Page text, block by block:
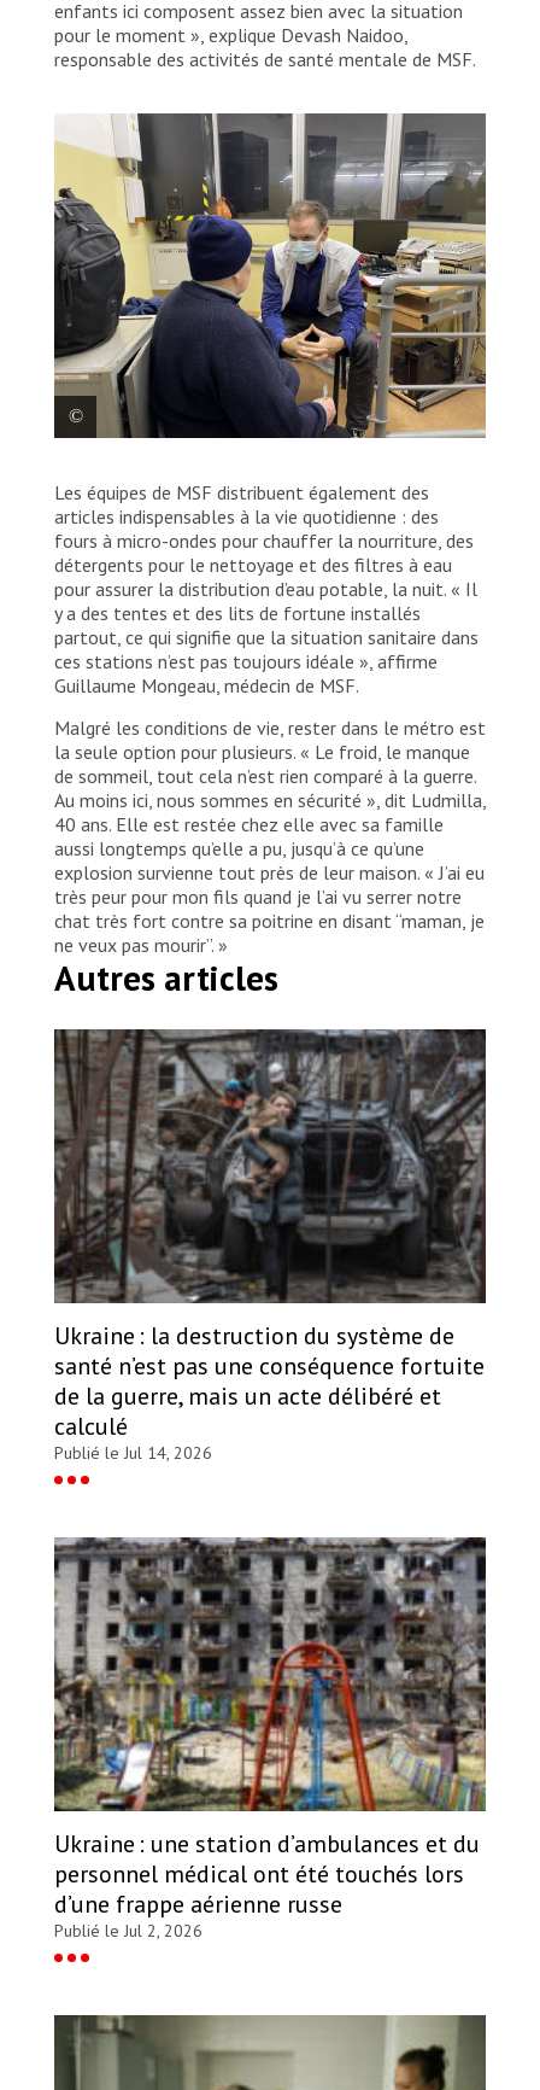
enfants ici composent assez bien avec la situation
pour le moment », explique Devash Naidoo,
responsable des activités de santé mentale de MSF.
Consultation médicale dans une station de
métro, à Kharkiv.
MSF
Les équipes de MSF distribuent également des
articles indispensables à la vie quotidienne : des
fours à micro-ondes pour chauffer la nourriture, des
détergents pour le nettoyage et des filtres à eau
pour assurer la distribution d’eau potable, la nuit. « Il
y a des tentes et des lits de fortune installés
partout, ce qui signifie que la situation sanitaire dans
ces stations n’est pas toujours idéale », affirme
Guillaume Mongeau, médecin de MSF.
Malgré les conditions de vie, rester dans le métro est
la seule option pour plusieurs. « Le froid, le manque
de sommeil, tout cela n’est rien comparé à la guerre.
Au moins ici, nous sommes en sécurité », dit Ludmilla,
40 ans. Elle est restée chez elle avec sa famille
aussi longtemps qu’elle a pu, jusqu’à ce qu’une
explosion survienne tout près de leur maison. « J’ai eu
très peur pour mon fils quand je l’ai vu serrer notre
chat très fort contre sa poitrine en disant “maman, je
ne veux pas mourir”. »
Autres articles
Ukraine : la destruction du système de
santé n’est pas une conséquence fortuite
de la guerre, mais un acte délibéré et
calculé
Publié le Jul 14, 2026
Ukraine : une station d’ambulances et du
personnel médical ont été touchés lors
d’une frappe aérienne russe
Publié le Jul 2, 2026